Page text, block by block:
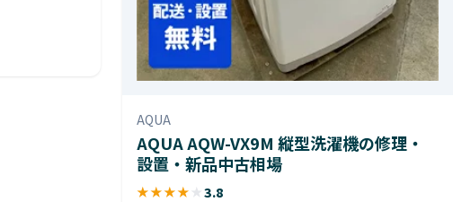
AQUA
AQUA AQW-VX9M 縦型洗濯機の修理・
設置・新品中古相場
★★★★ ★ 3.8